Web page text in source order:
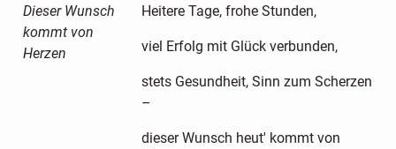
Dieser Wunsch
kommt von
Herzen
Heitere Tage, frohe Stunden,
viel Erfolg mit Glück verbunden,
stets Gesundheit, Sinn zum Scherzen
–
dieser Wunsch heut' kommt von